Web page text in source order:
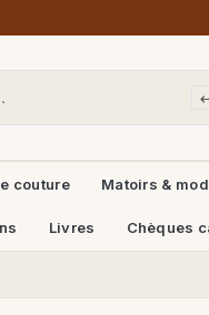
couture Matoirs &
Livres Chèques